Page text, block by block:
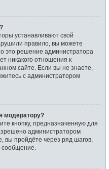
устанавливают свой
правило, вы можете
это решение администратора
никакого отношения к
сайте. Если вы не знаете,
с администратором
модератору?
кнопку, предназначенную для
администратором
вы пройдёте через ряд шагов,